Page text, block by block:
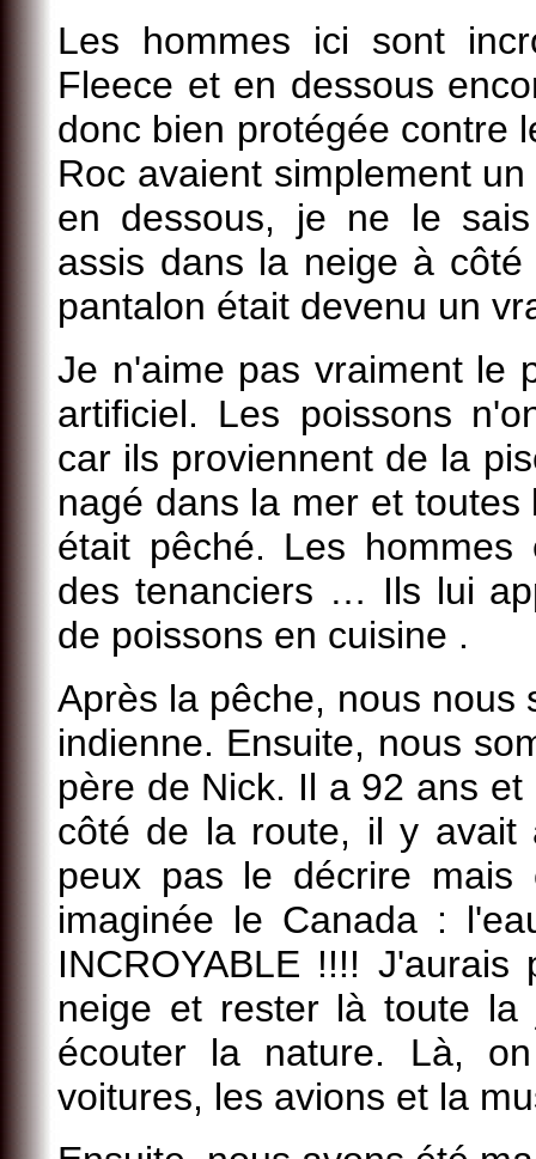
Les hommes ici sont
Fleece et en dessous
donc bien protégée contre
Roc avaient simplement
en dessous, je ne le
assis dans la neige à
pantalon était devenu un
Je n'aime pas vraiment le
artificiel. Les poissons
car ils proviennent de la
nagé dans la mer et
était pêché. Les
des tenanciers … Ils lui
de poissons en cuisine .
Après la pêche, nous nous
indienne. Ensuite, nous
père de Nick. Il a 92 ans
côté de la route, il y
peux pas le décrire
imaginée le Canada :
INCROYABLE !!!!
neige et rester là toute
écouter la nature. Là,
voitures, les avions et la